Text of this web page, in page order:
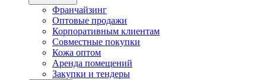
Франчайзинг
Оптовые продажи
Корпоративным клиентам
Совместные покупки
Кожа оптом
Аренда помещений
Закупки и тендеры